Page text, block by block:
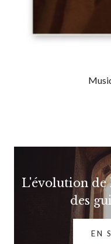
L'évolution de
des
EN